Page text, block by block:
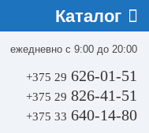
ежедневно с 9:00 до 20:00
+375 29 626-01-51
+375 29 826-41-51
+375 33 640-14-80